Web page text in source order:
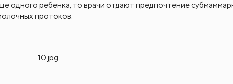
одного ребенка, то врачи отдают предпочтение
протоков.